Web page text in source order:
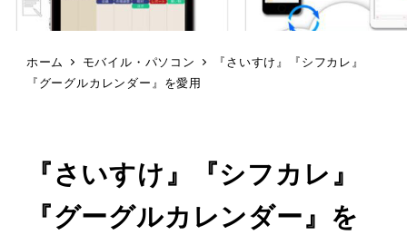
ホーム モバイル・パソコン
『さいすけ』『シフカレ』
『グーグルカレンダー』を愛用
『さいすけ』『シフカレ』
『グーグルカレンダー』を